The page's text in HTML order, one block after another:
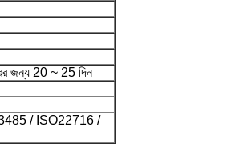
জন্য 20 ~ 25 দিন
/ ISO22716 /